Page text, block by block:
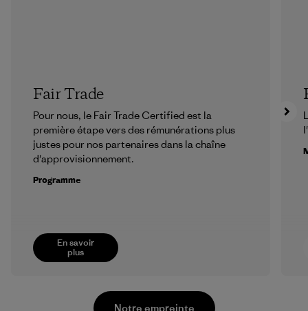
En savoir
plus
Fair Trade
Pour nous, le Fair Trade Certified est la
première étape vers des rémunérations plus
justes pour nos partenaires dans la chaîne
d'approvisionnement.
Programme
Notre empreinte